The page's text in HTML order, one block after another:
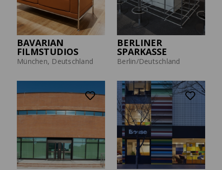
BAVARIAN
FILMSTUDIOS
München, Deutschland
BERLINER
SPARKASSE
Berlin/Deutschland